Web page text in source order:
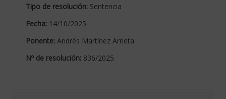
Tipo de resolución: Sentencia
Fecha: 14/10/2025
Ponente: Andrés Martínez Arrieta
Nº de resolución: 836/2025